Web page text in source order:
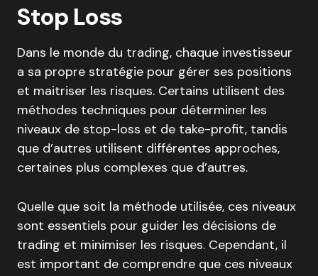
Stop Loss
Dans le monde du trading, chaque investisseur
a sa propre stratégie pour gérer ses positions
et maitriser les risques. Certains utilisent des
méthodes techniques pour déterminer les
niveaux de stop-loss et de take-profit, tandis
que d’autres utilisent différentes approches,
certaines plus complexes que d’autres.
Quelle que soit la méthode utilisée, ces niveaux
sont essentiels pour guider les décisions de
trading et minimiser les risques. Cependant, il
est important de comprendre que ces niveaux